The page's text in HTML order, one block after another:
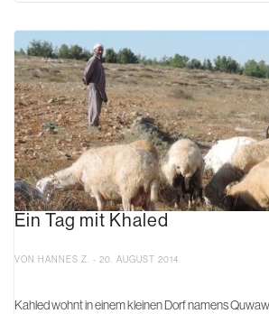
Ein Tag mit Khaled
VON HANNES Z. - 20. AUGUST 2014
Kahled wohnt in einem kleinen Dorf namens